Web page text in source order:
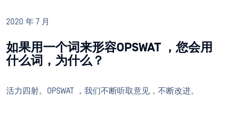
2020 年 7 月
如果用一个词来形容OPSWAT ，您会用
什么词，为什么？
活力四射。OPSWAT ，我们不断听取意见，不断改进。